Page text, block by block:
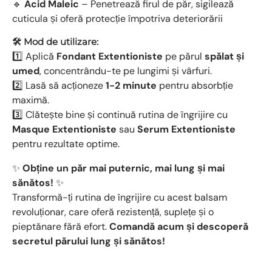
🔹 Acid Maleic – Penetrează firul de păr, sigilează
cuticula și oferă protecție împotriva deteriorării
🛠️ Mod de utilizare:
1️⃣ Aplică Fondant Extentioniste pe părul spălat și
umed, concentrându-te pe lungimi și vârfuri.
2️⃣ Lasă să acționeze1-2 minute pentru absorbție
maximă.
3️⃣ Clătește bine și continuă rutina de îngrijire cu
Masque Extentioniste sau Serum Extentioniste
pentru rezultate optime.
✨ Obține un păr mai puternic, mai lung și mai
sănătos! ✨
Transformă-ți rutina de îngrijire cu acest balsam
revoluționar, care oferă rezistență, suplețe și o
pieptănare fără efort.Comandă acum și descoperă
secretul părului lung și sănătos!